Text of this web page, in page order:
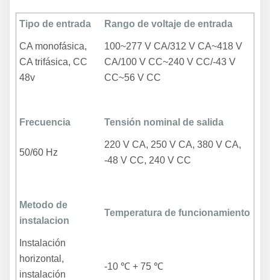
Tipo de entrada Rango de voltaje de entrada
CA monofásica,
CA trifásica, CC
48v
100~277 V CA/312 V CA~418 V
CA/100 V CC~240 V CC/-43 V
CC~56 V CC
Frecuencia Tensión nominal de salida
50/60 Hz
220 V CA, 250 V CA, 380 V CA,
-48 V CC, 240 V CC
Metodo de
instalacion
Temperatura de funcionamiento
Instalación
horizontal,
instalación
-10 ℃ + 75 ℃